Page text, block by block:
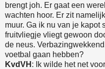
brengt joh. Er gaat een
wachten hoor. Er zit
muur. Ga ik nu van je kapot
fruitvliegje vliegt gewoon
de neus.
voetbal gaan hebben?
KvdVH : Ik wilde het net